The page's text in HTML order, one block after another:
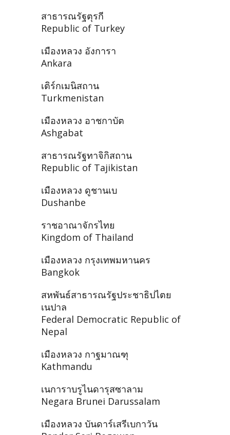
สาธารณรัฐตุรกี
Republic of Turkey
เมืองหลวง อังการา
Ankara
เติร์กเมนิสถาน
Turkmenistan
เมืองหลวง อาชกาบัต
Ashgabat
สาธารณรัฐทาจิกิสถาน
Republic of Tajikistan
เมืองหลวง ดูชานเบ
Dushanbe
ราชอาณาจักรไทย
Kingdom of Thailand
เมืองหลวง กรุงเทพมหานคร
Bangkok
สหพันธ์สาธารณรัฐประชาธิปไตย
เนปาล
Federal Democratic Republic of
Nepal
เมืองหลวง กาฐมาณฑุ
Kathmandu
เนการาบรูไนดารุสซาลาม
Negara Brunei Darussalam
เมืองหลวง บันดาร์เสรีเบกาวัน